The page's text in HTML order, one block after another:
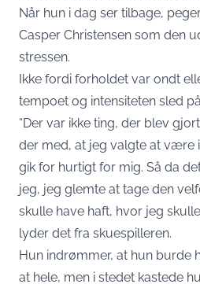
Når hun i dag ser tilbage,
Casper Christensen som den
stressen.
Ikke fordi forholdet var ondt
tempoet og intensiteten sled
“Der var ikke ting, der blev
der med, at jeg valgte at være
gik for hurtigt for mig. Så da
jeg, jeg glemte at tage den
skulle have haft, hvor jeg
lyder det fra skuespilleren.
Hun indrømmer, at hun burde
at hele, men i stedet kastede